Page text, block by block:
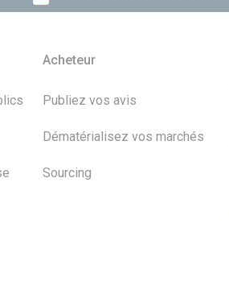
Acheteur
Publiez vos avis
Dématérialisez vos marchés
Sourcing